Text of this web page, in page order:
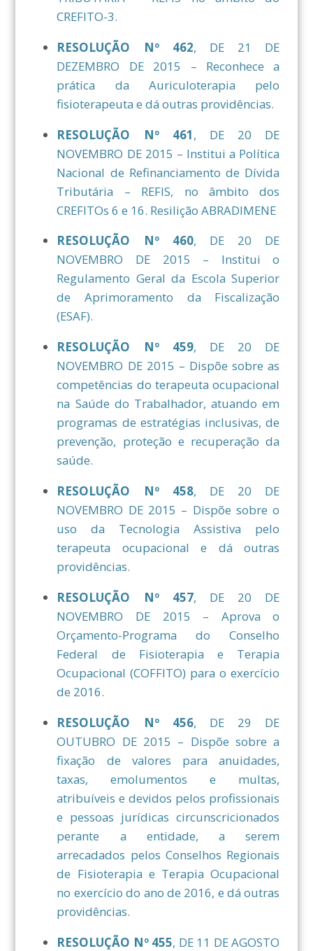
CREFITO-3.
RESOLUÇÃO Nº 462, DE 21 DE
DEZEMBRO DE 2015 – Reconhece a
prática da Auriculoterapia pelo
fisioterapeuta e dá outras providências.
RESOLUÇÃO Nº 461, DE 20 DE
NOVEMBRO DE 2015 – Institui a Política
Nacional de Refinanciamento de Dívida
Tributária – REFIS, no âmbito dos
CREFITOs 6 e 16. Resilição ABRADIMENE
RESOLUÇÃO Nº 460, DE 20 DE
NOVEMBRO DE 2015 – Institui o
Regulamento Geral da Escola Superior
de Aprimoramento da Fiscalização
(ESAF).
RESOLUÇÃO Nº 459, DE 20 DE
NOVEMBRO DE 2015 – Dispõe sobre as
competências do terapeuta ocupacional
na Saúde do Trabalhador, atuando em
programas de estratégias inclusivas, de
prevenção, proteção e recuperação da
saúde.
RESOLUÇÃO Nº 458, DE 20 DE
NOVEMBRO DE 2015 – Dispõe sobre o
uso da Tecnologia Assistiva pelo
terapeuta ocupacional e dá outras
providências.
RESOLUÇÃO Nº 457, DE 20 DE
NOVEMBRO DE 2015 – Aprova o
Orçamento-Programa do Conselho
Federal de Fisioterapia e Terapia
Ocupacional (COFFITO) para o exercício
de 2016.
RESOLUÇÃO Nº 456, DE 29 DE
OUTUBRO DE 2015 – Dispõe sobre a
fixação de valores para anuidades,
taxas, emolumentos e multas,
atribuíveis e devidos pelos profissionais
e pessoas jurídicas circunscricionados
perante a entidade, a serem
arrecadados pelos Conselhos Regionais
de Fisioterapia e Terapia Ocupacional
no exercício do ano de 2016, e dá outras
providências.
RESOLUÇÃO Nº 455, DE 11 DE AGOSTO